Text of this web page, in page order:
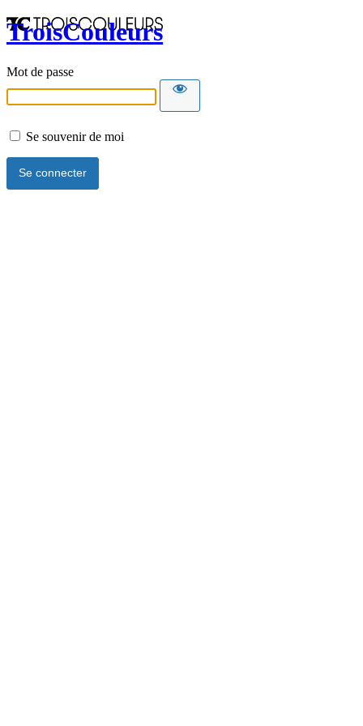
TroisCouleurs
Mot de passe
Se souvenir de moi